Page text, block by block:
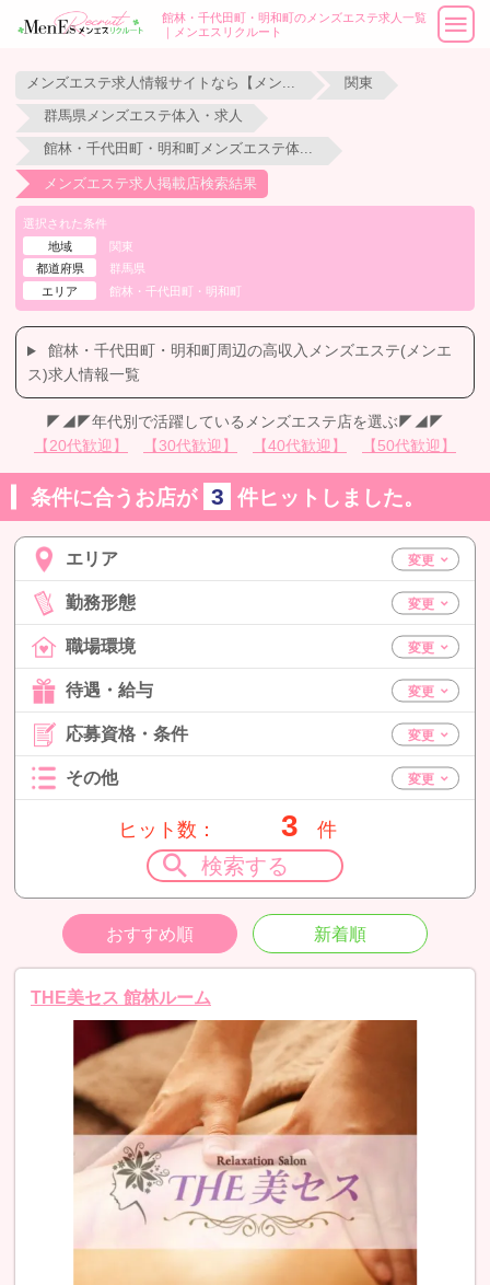
館林・千代田町・明和町のメンズエステ求人一覧
｜メンエスリクルート
関東
群馬県メンズエステ体入・求人
メンズエステ求人掲載店検索結果
選択された条件
地域
関東
都道府県
群馬県
エリア
館林・千代田町・明和町
館林・千代田町・明和町周辺の高収入メンズエステ(メンエ
ス)求人情報一覧
◤◢◤年代別で活躍しているメンズエステ店を選ぶ◤◢◤
【20代歓迎】
【30代歓迎】 【40代歓迎】 【50代歓迎】
条件に合うお店が 3 件ヒットしました。
エリア
勤務形態
職場環境
待遇・給与
応募資格・条件
その他
ヒット数： 3 件
検索する
おすすめ順 新着順
THE美セス 館林ルーム